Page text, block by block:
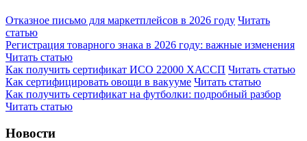
Отказное письмо для маркетплейсов в 2026 году Читать
статью
Регистрация товарного знака в 2026 году: важные изменения
Читать статью
Как получить сертификат ИСО 22000 ХАССП Читать статью
Как сертифицировать овощи в вакууме Читать статью
Как получить сертификат на футболки: подробный разбор
Читать статью
Новости